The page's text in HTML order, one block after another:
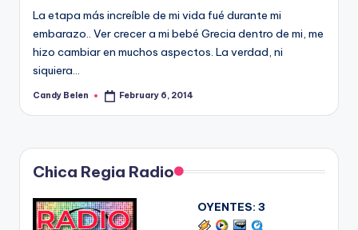
La etapa más increíble de mi vida fué durante mi
embarazo.. Ver crecer a mi bebé Grecia dentro de mi, me
hizo cambiar en muchos aspectos. La verdad, ni
siquiera…
Posted
Candy Belen February 6, 2014
Chica Regia Radio
OYENTES: 3